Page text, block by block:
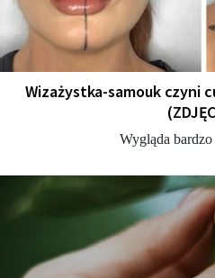
Wizażystka-samouk czyni
Wygląda